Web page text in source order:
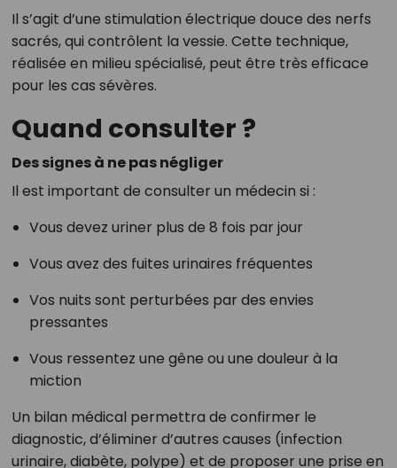
Il s’agit d’une stimulation électrique douce des nerfs
sacrés, qui contrôlent la vessie. Cette technique,
réalisée en milieu spécialisé, peut être très efficace
pour les cas sévères.
Quand consulter ?
Des signes à ne pas négliger
Il est important de consulter un médecin si :
Vous devez uriner plus de 8 fois par jour
Vous avez des fuites urinaires fréquentes
Vos nuits sont perturbées par des envies
pressantes
Vous ressentez une gêne ou une douleur à la
miction
Un bilan médical permettra de confirmer le
diagnostic, d’éliminer d’autres causes (infection
urinaire, diabète, polype) et de proposer une prise en